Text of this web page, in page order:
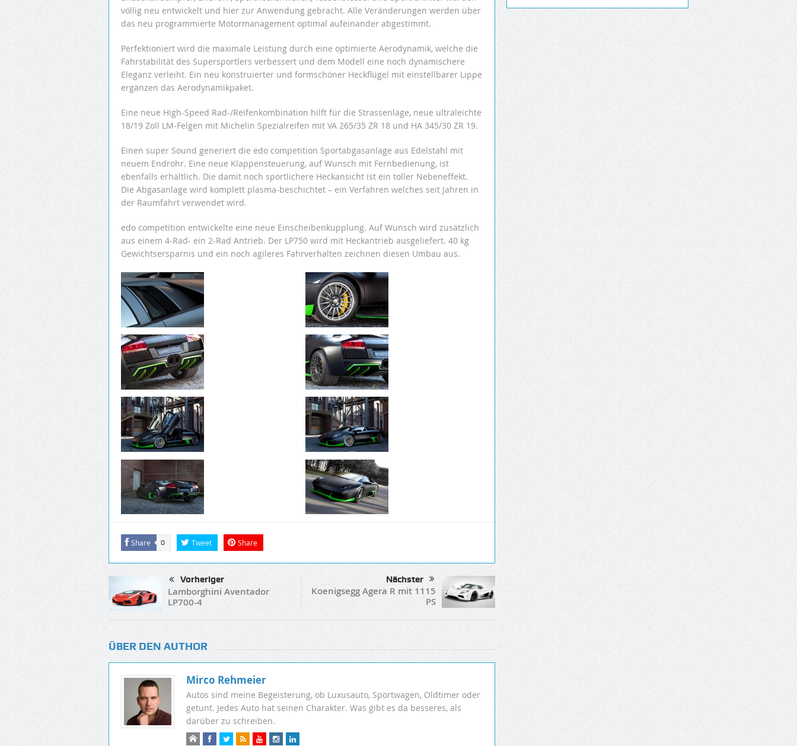
völlig neu entwickelt und hier zur Anwendung gebracht. Alle Veränderungen werden über
das neu programmierte Motormanagement optimal aufeinander abgestimmt.
Perfektioniert wird die maximale Leistung durch eine optimierte Aerodynamik, welche die
Fahrstabilität des Supersportlers verbessert und dem Modell eine noch dynamischere
Eleganz verleiht. Ein neu konstruierter und formschöner Heckflügel mit einstellbarer Lippe
ergänzen das Aerodynamikpaket.
Eine neue High-Speed Rad-/Reifenkombination hilft für die Strassenlage, neue ultraleichte
18/19 Zoll LM-Felgen mit Michelin Spezialreifen mit VA 265/35 ZR 18 und HA 345/30 ZR 19.
Einen super Sound generiert die edo competition Sportabgasanlage aus Edelstahl mit
neuem Endrohr. Eine neue Klappensteuerung, auf Wunsch mit Fernbedienung, ist
ebenfalls erhältlich. Die damit noch sportlichere Heckansicht ist ein toller Nebeneffekt.
Die Abgasanlage wird komplett plasma-beschichtet – ein Verfahren welches seit Jahren in
der Raumfahrt verwendet wird.
edo competition entwickelte eine neue Einscheibenkupplung. Auf Wunsch wird zusätzlich
aus einem 4-Rad- ein 2-Rad Antrieb. Der LP750 wird mit Heckantrieb ausgeliefert. 40 kg
Gewichtsersparnis und ein noch agileres Fahrverhalten zeichnen diesen Umbau aus.
Share 0 Tweet Share
Vorheriger
Lamborghini Aventador
LP700-4
Nächster
Koenigsegg Agera R mit 1115
PS
ÜBER DEN AUTHOR
Mirco Rehmeier
Autos sind meine Begeisterung, ob Luxusauto, Sportwagen, Oldtimer oder
getunt. Jedes Auto hat seinen Charakter. Was gibt es da besseres, als
darüber zu schreiben.